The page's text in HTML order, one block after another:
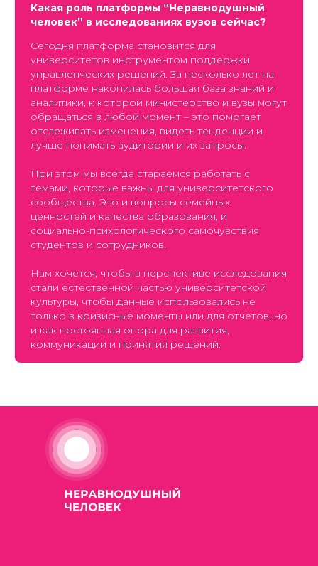
Какая роль платформы “Неравнодушный
человек” в исследованиях вузов сейчас?
Сегодня платформа становится для
университетов инструментом поддержки
управленческих решений. За несколько лет на
платформе накопилась большая база знаний и
аналитики, к которой министерство и вузы могут
обращаться в любой момент – это помогает
отслеживать изменения, видеть тенденции и
лучше понимать аудитории и их запросы.
При этом мы всегда стараемся работать с
темами, которые важны для университетского
сообщества. Это и вопросы семейных
ценностей и качества образования, и
социально-психологического самочувствия
студентов и сотрудников.
Нам хочется, чтобы в перспективе исследования
стали естественной частью университетской
культуры, чтобы данные использовались не
только в кризисные моменты или для отчетов, но
и как постоянная опора для развития,
коммуникации и принятия решений.